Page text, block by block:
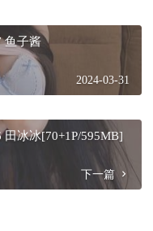
鱼子酱
2024-03-31
冰冰[70+1P/595MB]
下一篇